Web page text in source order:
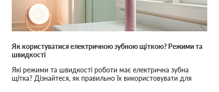
Як користуватися електричною зубною щіткою? Режими та
швидкості
Які режими та швидкості роботи має електрична зубна
щітка? Дізнайтеся, як правильно їх використовувати для